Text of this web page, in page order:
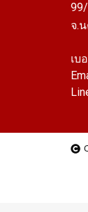
จ.
เบ